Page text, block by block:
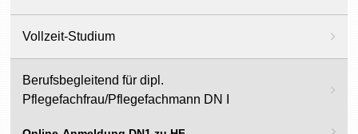
Vollzeit-Studium
Berufsbegleitend für dipl.
Pflegefachfrau/Pflegefachmann DN I